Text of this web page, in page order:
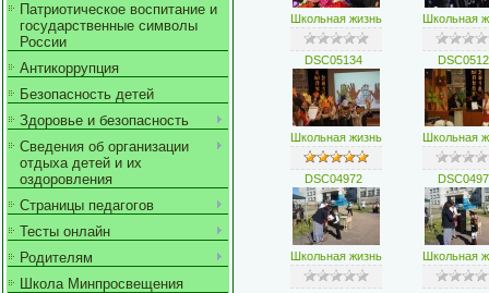
Патриотическое воспитание и
государственные символы
России
Антикоррупция
Безопасность детей
Здоровье и безопасность
Сведения об организации
отдыха детей и их
оздоровления
Страницы педагогов
Тесты онлайн
Родителям
Школа Минпросвещения
Школьная жизнь Школьная
DSC05134
Школьная жизнь Школьная
DSC04972
Школьная жизнь Школьная